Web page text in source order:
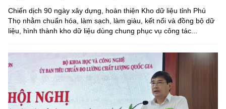
Chiến dịch 90 ngày xây dựng, hoàn thiện Kho dữ liệu tỉnh Phú
Thọ nhằm chuẩn hóa, làm sạch, làm giàu, kết nối và đồng bộ dữ
liệu, hình thành kho dữ liệu dùng chung phục vụ công tác...